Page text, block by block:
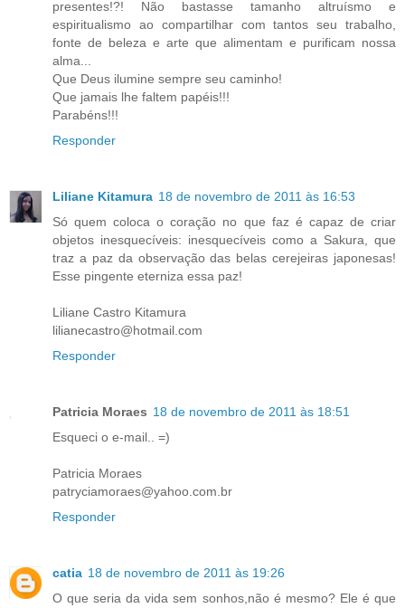
presentes!?! Não bastasse tamanho altruísmo e
espiritualismo ao compartilhar com tantos seu trabalho,
fonte de beleza e arte que alimentam e purificam nossa
alma...
Que Deus ilumine sempre seu caminho!
Que jamais lhe faltem papéis!!!
Parabéns!!!
Responder
Liliane Kitamura 18 de novembro de 2011 às 16:53
Só quem coloca o coração no que faz é capaz de criar
objetos inesquecíveis: inesquecíveis como a Sakura, que
traz a paz da observação das belas cerejeiras japonesas!
Esse pingente eterniza essa paz!
Liliane Castro Kitamura
lilianecastro@hotmail.com
Responder
Patricia Moraes 18 de novembro de 2011 às 18:51
Esqueci o e-mail.. =)
Patricia Moraes
patryciamoraes@yahoo.com.br
Responder
catia 18 de novembro de 2011 às 19:26
O que seria da vida sem sonhos,não é mesmo? Ele é que